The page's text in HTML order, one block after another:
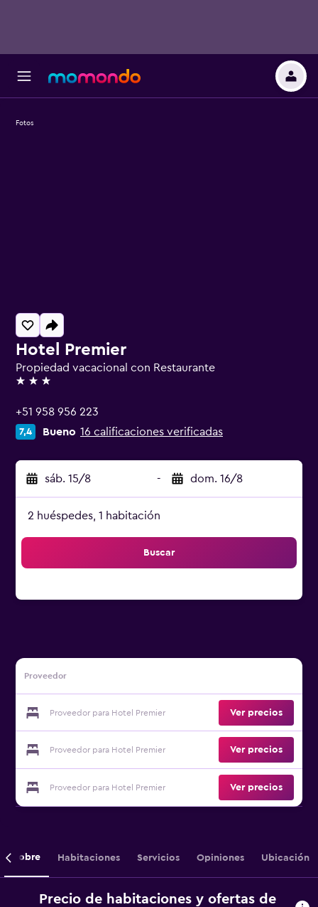
Hotel Premier
Propiedad vacacional con Restaurante
3 estrellas
+51 958 956 223
7,4 Bueno 16 calificaciones verificadas
sáb. 15/8 - dom. 16/8
2 huéspedes, 1 habitación
Buscar
Proveedor
Proveedor para Hotel Premier Ver precios
Proveedor para Hotel Premier Ver precios
Proveedor para Hotel Premier Ver precios
Fotos
Sobre Habitaciones Servicios Opiniones Ubicación
Precio de habitaciones y ofertas de